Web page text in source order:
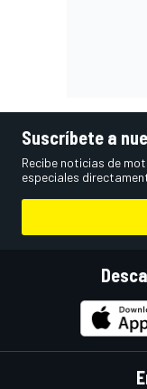
Suscríbete a
Recibe noticias de
especiales